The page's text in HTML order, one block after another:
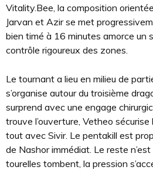
Vitality.Bee, la composition
Jarvan et Azir se met
bien timé à 16 minutes amorce un
contrôle rigoureux des zones.
Le tournant a lieu en milieu de
s’organise autour du troisième
surprend avec une engage
trouve l’ouverture, Vetheo sécurise
tout avec Sivir. Le pentakill est
de Nashor immédiat. Le reste n’est
tourelles tombent, la pression